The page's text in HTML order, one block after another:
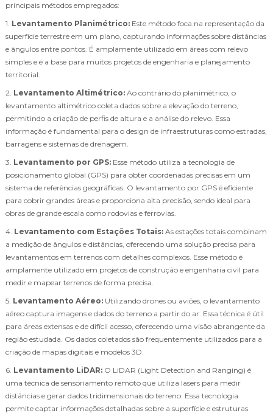
principais métodos empregados:
1. Levantamento Planimétrico: Este método foca na representação da
superfície terrestre em um plano, capturando informações sobre distâncias
e ângulos entre pontos. É amplamente utilizado em áreas com relevo
simples e é a base para muitos projetos de engenharia e planejamento
territorial.
2. Levantamento Altimétrico: Ao contrário do planimétrico, o
levantamento altimétrico coleta dados sobre a elevação do terreno,
permitindo a criação de perfis de altura e a análise do relevo. Essa
informação é fundamental para o design de infraestruturas como estradas,
barragens e sistemas de drenagem.
3. Levantamento por GPS: Esse método utiliza a tecnologia de
posicionamento global (GPS) para obter coordenadas precisas em um
sistema de referências geográficas. O levantamento por GPS é eficiente
para cobrir grandes áreas e proporciona alta precisão, sendo ideal para
obras de grande escala como rodovias e ferrovias.
4. Levantamento com Estações Totais: As estações totais combinam
a medição de ângulos e distâncias, oferecendo uma solução precisa para
levantamentos em terrenos com detalhes complexos. Esse método é
amplamente utilizado em projetos de construção e engenharia civil para
medir e mapear terrenos de forma precisa.
5. Levantamento Aéreo: Utilizando drones ou aviões, o levantamento
aéreo captura imagens e dados do terreno a partir do ar. Essa técnica é útil
para áreas extensas e de difícil acesso, oferecendo uma visão abrangente da
região estudada. Os dados coletados são frequentemente utilizados para a
criação de mapas digitais e modelos 3D.
6. Levantamento LiDAR: O LiDAR (Light Detection and Ranging) é
uma técnica de sensoriamento remoto que utiliza lasers para medir
distâncias e gerar dados tridimensionais do terreno. Essa tecnologia
permite captar informações detalhadas sobre a superfície e estruturas